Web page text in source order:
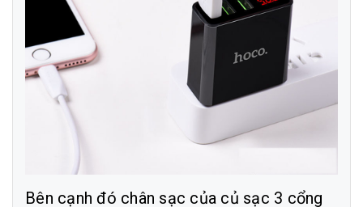
Bên cạnh đó chân sạc của củ sạc 3 cổng